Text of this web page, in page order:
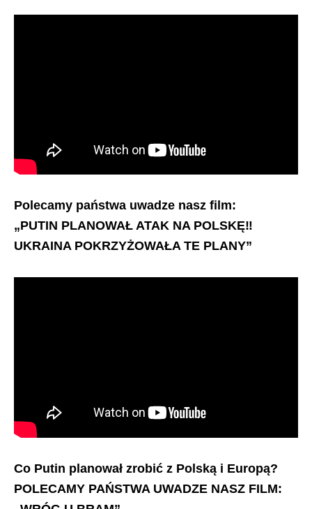
Polecamy państwa uwadze nasz film:
„PUTIN PLANOWAŁ ATAK NA POLSKĘ‼️
UKRAINA POKRZYŻOWAŁA TE PLANY”
Co Putin planował zrobić z Polską i Europą?
POLECAMY PAŃSTWA UWADZE NASZ FILM: